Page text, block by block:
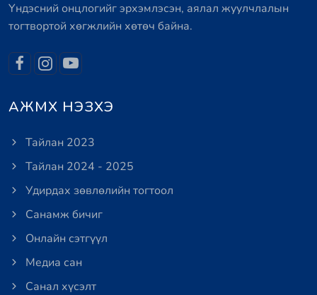
Үндэсний онцлогийг эрхэмлэсэн, аялал жуулчлалын
тогтвортой хөгжлийн хөтөч байна.
АЖМХ НЭЗХЭ
Тайлан 2023
Тайлан 2024 - 2025
Удирдах зөвлөлийн тогтоол
Санамж бичиг
Онлайн сэтгүүл
Медиа сан
Санал хүсэлт